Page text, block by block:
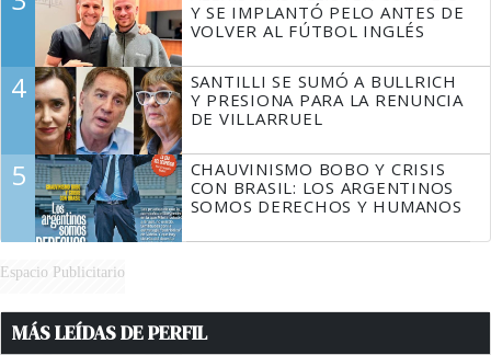
Y SE IMPLANTÓ PELO ANTES DE
VOLVER AL FÚTBOL INGLÉS
4
SANTILLI SE SUMÓ A BULLRICH
Y PRESIONA PARA LA RENUNCIA
DE VILLARRUEL
5
CHAUVINISMO BOBO Y CRISIS
CON BRASIL: LOS ARGENTINOS
SOMOS DERECHOS Y HUMANOS
Espacio Publicitario
MÁS LEÍDAS DE PERFIL